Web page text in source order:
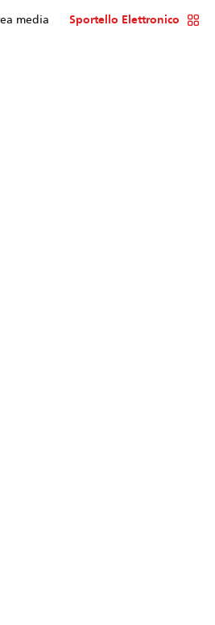
media Sportello Elettronico